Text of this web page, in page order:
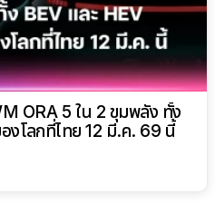
ORA 5 ใน 2 ขุมพลัง ทั้ง
งโลกที่ไทย 12 มี.ค. 69 นี้